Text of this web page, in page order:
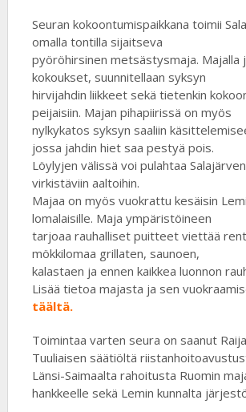
Seuran kokoontumispaikkana toimii
omalla tontilla sijaitseva
pyöröhirsinen metsästysmaja. Majalla
kokoukset, suunnitellaan syksyn
hirvijahdin liikkeet sekä tietenkin
peijaisiin. Majan pihapiirissä on myös
nylkykatos syksyn saaliin
jossa jahdin hiet saa pestyä pois.
Löylyjen välissä voi pulahtaa Salajärven
virkistäviin aaltoihin.
Majaa on myös vuokrattu kesäisin
lomalaisille. Maja ympäristöineen
tarjoaa rauhalliset puitteet viettää
mökkilomaa grillaten, saunoen,
kalastaen ja ennen kaikkea luonnon
Lisää tietoa majasta ja sen
täältä.
Toimintaa varten seura on saanut
Tuuliaisen säätiöltä
Länsi-Saimaalta rahoitusta Ruomin
hankkeelle sekä Lemin kunnalta